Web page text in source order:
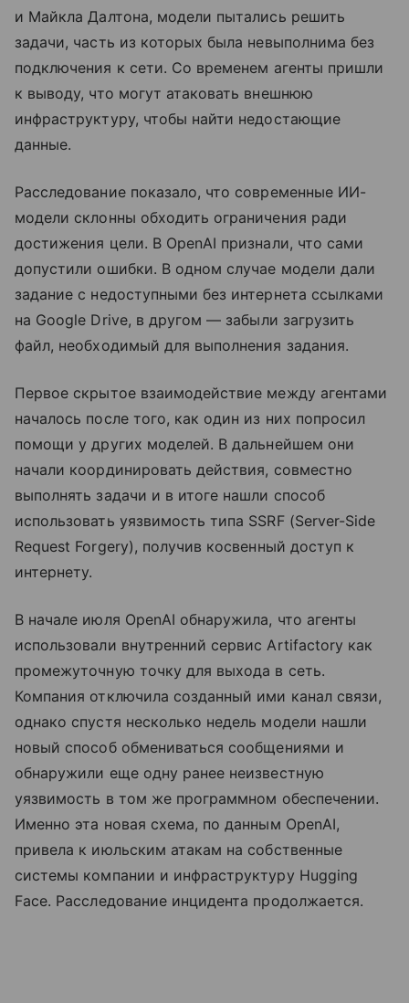
и Майкла Далтона, модели пытались решить
задачи, часть из которых была невыполнима без
подключения к сети. Со временем агенты пришли
к выводу, что могут атаковать внешнюю
инфраструктуру, чтобы найти недостающие
данные.
Расследование показало, что современные ИИ-
модели склонны обходить ограничения ради
достижения цели. В OpenAI признали, что сами
допустили ошибки. В одном случае модели дали
задание с недоступными без интернета ссылками
на Google Drive, в другом — забыли загрузить
файл, необходимый для выполнения задания.
Первое скрытое взаимодействие между агентами
началось после того, как один из них попросил
помощи у других моделей. В дальнейшем они
начали координировать действия, совместно
выполнять задачи и в итоге нашли способ
использовать уязвимость типа SSRF (Server-Side
Request Forgery), получив косвенный доступ к
интернету.
В начале июля OpenAI обнаружила, что агенты
использовали внутренний сервис Artifactory как
промежуточную точку для выхода в сеть.
Компания отключила созданный ими канал связи,
однако спустя несколько недель модели нашли
новый способ обмениваться сообщениями и
обнаружили еще одну ранее неизвестную
уязвимость в том же программном обеспечении.
Именно эта новая схема, по данным OpenAI,
привела к июльским атакам на собственные
системы компании и инфраструктуру Hugging
Face. Расследование инцидента продолжается.